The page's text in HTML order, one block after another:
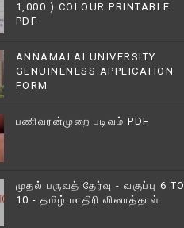
1,000 ) COLOUR PRINTABLE
PDF
ANNAMALAI UNIVERSITY
GENUINENESS APPLICATION
FORM
பணிவரன்முறை படிவம் PDF
முதல் பருவத் தேர்வு - வகுப்பு 6 TO
10 - தமிழ் மாதிரி வினாத்தாள்